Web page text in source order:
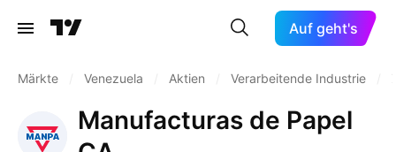
Auf geht's
Märkte Venezuela Aktien Verarbeitende Industrie
Manufacturas de Papel